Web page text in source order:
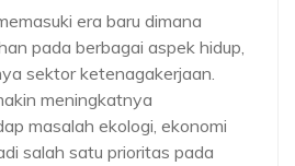
era baru dimana
pada berbagai aspek hidup,
sektor ketenagakerjaan.
meningkatnya
masalah ekologi, ekonomi
salah satu prioritas pada